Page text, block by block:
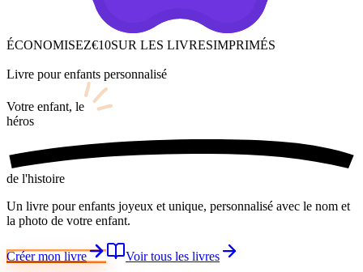
ÉCONOMISEZ€10SUR LES LIVRESIMPRIMÉS
Livre pour enfants personnalisé
Votre enfant, le
héros
de l'histoire
Un livre pour enfants joyeux et unique, personnalisé avec le nom et
la photo de votre enfant.
Créer mon livre Voir tous les livres